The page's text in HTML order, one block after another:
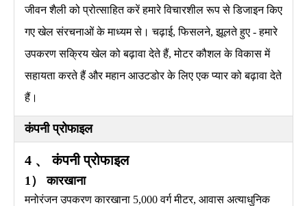
जीवन शैली को प्रोत्साहित करें हमारे विचारशील रूप से डिजाइन किए
गए खेल संरचनाओं के माध्यम से। चढ़ाई, फिसलने, झूलते हुए - हमारे
उपकरण सक्रिय खेल को बढ़ावा देते हैं, मोटर कौशल के विकास में
सहायता करते हैं और महान आउटडोर के लिए एक प्यार को बढ़ावा देते
हैं।
कंपनी प्रोफाइल
4 、 कंपनी प्रोफाइल
1） कारखाना
मनोरंजन उपकरण कारखाना 5,000 वर्ग मीटर, आवास अत्याधुनिक